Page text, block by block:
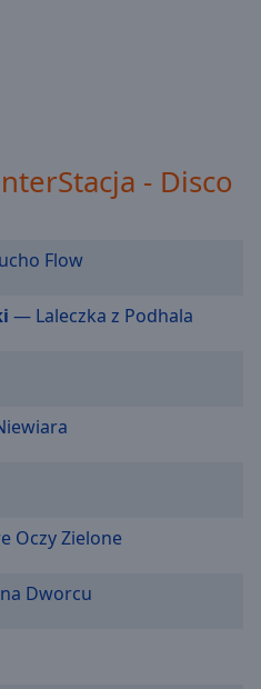
- Disco
Flow
— Laleczka z Podhala
Oczy Zielone
Dworcu